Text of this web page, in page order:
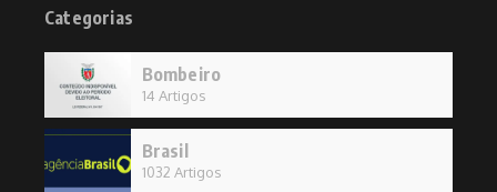
Categorias
Bombeiro
14 Artigos
Brasil
1032 Artigos